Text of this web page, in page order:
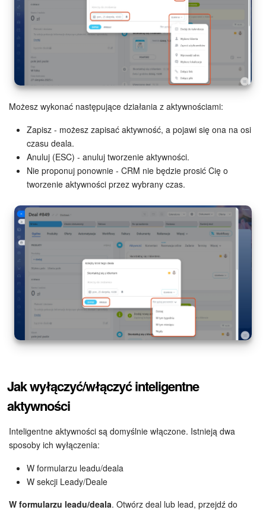
Możesz wykonać następujące działania z aktywnościami:
Zapisz - możesz zapisać aktywność, a pojawi się ona na osi
czasu deala.
Anuluj (ESC) - anuluj tworzenie aktywności.
Nie proponuj ponownie - CRM nie będzie prosić Cię o
tworzenie aktywności przez wybrany czas.
Jak wyłączyć/włączyć inteligentne
aktywności
Inteligentne aktywności są domyślnie włączone. Istnieją dwa
sposoby ich wyłączenia:
W formularzu leadu/deala
W sekcji Leady/Deale
W formularzu leadu/deala. Otwórz deal lub lead, przejdź do